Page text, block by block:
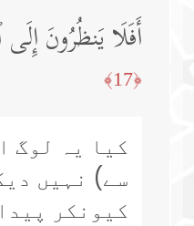
أَفَلَا یَنظُرُونَ
﴿17﴾
کیا یہ لوگ
سے) نہیں
کیونکر